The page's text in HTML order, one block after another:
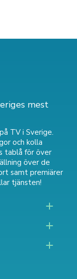
mest
TV i Sverige.
och kolla
tablå för över
över de
samt premiärer
tjänsten!